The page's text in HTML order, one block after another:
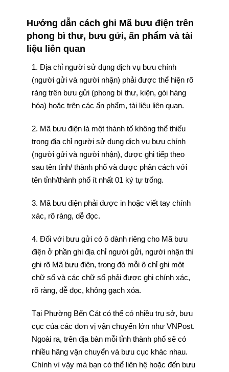
Hướng dẫn cách ghi Mã bưu điện trên
phong bì thư, bưu gửi, ấn phẩm và tài
liệu liên quan
1. Địa chỉ người sử dụng dịch vụ bưu chính
(người gửi và người nhận) phải được thể hiện rõ
ràng trên bưu gửi (phong bì thư, kiện, gói hàng
hóa) hoặc trên các ấn phẩm, tài liệu liên quan.
2. Mã bưu điện là một thành tố không thể thiếu
trong địa chỉ người sử dụng dịch vụ bưu chính
(người gửi và người nhận), được ghi tiếp theo
sau tên tỉnh/ thành phố và được phân cách với
tên tỉnh/thành phố ít nhất 01 ký tự trống.
3. Mã bưu điện phải được in hoặc viết tay chính
xác, rõ ràng, dễ đọc.
4. Đối với bưu gửi có ô dành riêng cho Mã bưu
điện ở phần ghi địa chỉ người gửi, người nhận thì
ghi rõ Mã bưu điện, trong đó mỗi ô chỉ ghi một
chữ số và các chữ số phải được ghi chính xác,
rõ ràng, dễ đọc, không gạch xóa.
Tại Phường Bến Cát có thể có nhiều trụ sở, bưu
cục của các đơn vị vận chuyển lớn như VNPost.
Ngoài ra, trên địa bàn mỗi tỉnh thành phố sẽ có
nhiều hãng vận chuyển và bưu cục khác nhau.
Chính vì vậy mà bạn có thể liên hệ hoặc đến bưu